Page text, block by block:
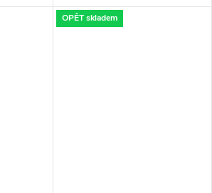
OPĚT skladem